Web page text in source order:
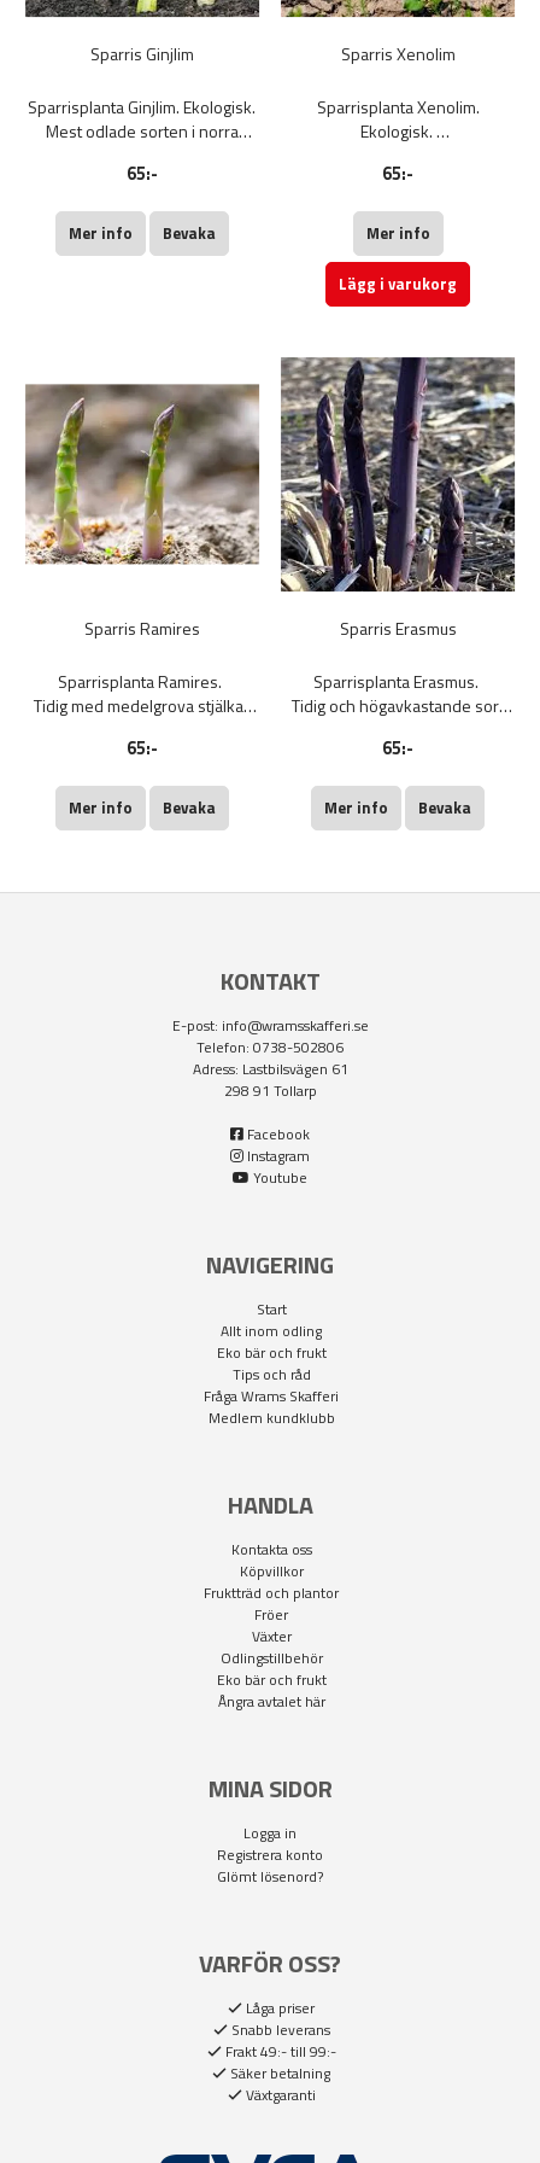
Sparris Ginjlim
Sparrisplanta Ginjlim. Ekologisk.
Mest odlade sorten i norra
Smala, lite olivgröna stänglar.
bra att använda som vit sparris.
65:-
Mer info Bevaka
Sparris Xenolim
Sparrisplanta Xenolim.
Ekologisk.
Tidig och högavkastande.
65:-
Mer info
Lägg i varukorg
Sparris Ramires
Sparrisplanta Ramires.
Tidig med medelgrova stjälkar
vit sparris.
65:-
Mer info Bevaka
Sparris Erasmus
Sparrisplanta Erasmus.
Tidig och högavkastande sort
mjälla purpurfärgade skott
65:-
Mer info Bevaka
KONTAKT
E-post: info@wramsskafferi.se
Telefon: 0738-502806
Adress: Lastbilsvägen 61
298 91 Tollarp
Facebook
Instagram
Youtube
NAVIGERING
Start
Allt inom odling
Eko bär och frukt
Tips och råd
Fråga Wrams Skafferi
Medlem kundklubb
HANDLA
Kontakta oss
Köpvillkor
Fruktträd och plantor
Fröer
Växter
Odlingstillbehör
Eko bär och frukt
Ångra avtalet här
MINA SIDOR
Logga in
Registrera konto
Glömt lösenord?
VARFÖR OSS?
Låga priser
Snabb leverans
Frakt 49:- till 99:-
Säker betalning
Växtgaranti